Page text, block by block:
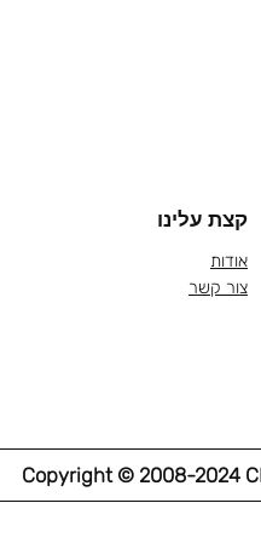
קצת עלינו
אודות
צור קשר
Copyright © 2008-2024